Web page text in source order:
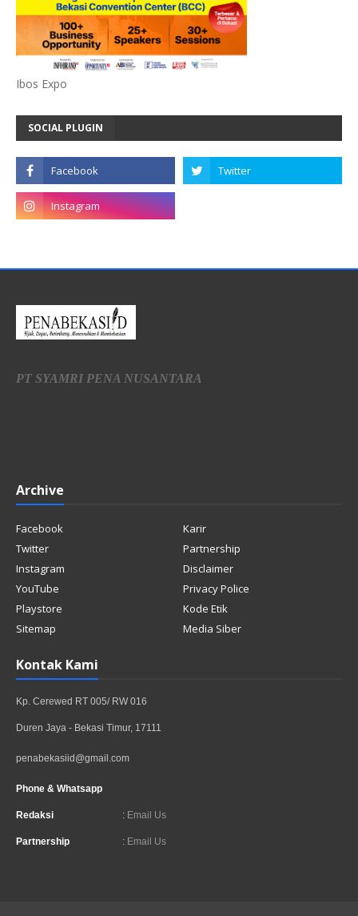
Ibos Expo
SOCIAL PLUGIN
PT SYAMRI PENA NUSANTARA
Archive
Facebook
Karir
Twitter
Partnership
Instagram
Disclaimer
YouTube
Privacy Police
Playstore
Kode Etik
Sitemap
Media Siber
Kontak Kami
Kp. Cerewed RT 005/ RW 016
Duren Jaya - Bekasi Timur, 17111
penabekasiid@gmail.com
Phone & Whatsapp
Redaksi : Email Us
Partnership : Email Us